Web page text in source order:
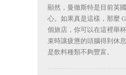
顯然，曼徹斯特是目前英
心。如果真是這樣，那麼
個旅店，你可以在這裡舉
束時讓疲憊的頭腦得到休
是飲料種類不夠豐富。